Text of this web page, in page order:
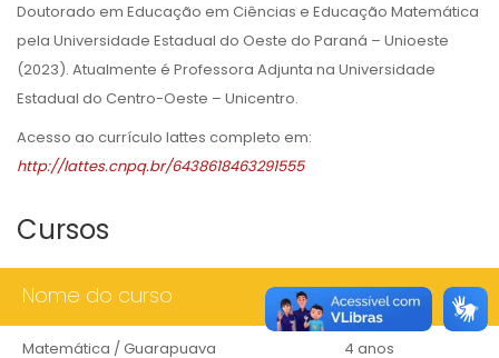
Doutorado em Educação em Ciências e Educação Matemática
pela Universidade Estadual do Oeste do Paraná – Unioeste
(2023). Atualmente é Professora Adjunta na Universidade
Estadual do Centro-Oeste – Unicentro.
Acesso ao currículo lattes completo em:
http://lattes.cnpq.br/6438618463291555
Cursos
Nome do curso Duração
Matemática / Guarapuava 4 anos